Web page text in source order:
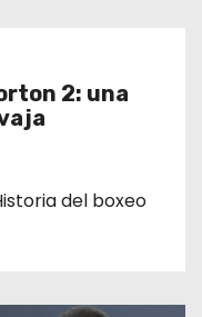
2: una
del boxeo